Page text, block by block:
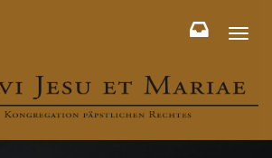
Toggle